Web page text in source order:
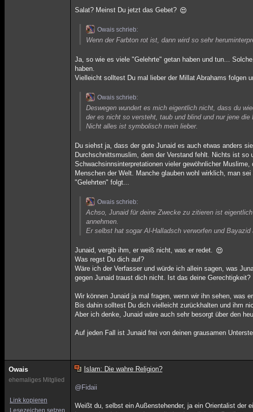
Salat? Meinst Du jetzt das Gebet?
Owais schrieb:
Wenn der Farbton rot ist, dann wird so sehr
Ja, so wie es viele "Gelehrte" getan haben und tun...
haben.
Vielleicht solltest Du mal lieber der Millat Abrahams folgen
Owais schrieb:
Deswegen wundert es mich eigentlich nicht, dass du
der es nicht so versteht, taub und blind und nur jene
Nicht alles ist symbolisch mein lieber.
Du siehst ja, dass der gute Junaid es auch etwas anders
Durchschnittsmuslim, dem der Verstand fehlt. Nichts ist
Schwachsinnsinterpretationen vieler gewöhnlicher
Menschen der Welt. Manche glauben wohl wirklich, man
"Gelehrten" folgt...
Owais schrieb:
Achso, Junaid für deine Zwecke zu zitieren ist
annehmen.
Er selbst hat sogar Al-Halladsch verworfen und
Junaid, vergib ihm, er weiß nicht, was er redet.
Was regst Du dich auf?
Wäre ich der Verfasser und würde ich allein sagen, was
gegen Junaid traust dich nicht. Ist das deine Gerechtigkeit?
Wir können Junaid ja mal fragen, wenn wir ihn sehen, was
Bis dahin solltest Du dich vielleicht zurückhalten und ihm
Aber ich denke, Junaid wäre auch sehr besorgt über den
Auf jeden Fall ist Junaid frei von deinen grausamen
Owais
ehemaliges Mitglied
Link kopieren
Lesezeichen setzen
Islam: Die wahre Religion?
@Fidaii
Weißt du, selbst ein Außenstehender, ja ein Orientalist der